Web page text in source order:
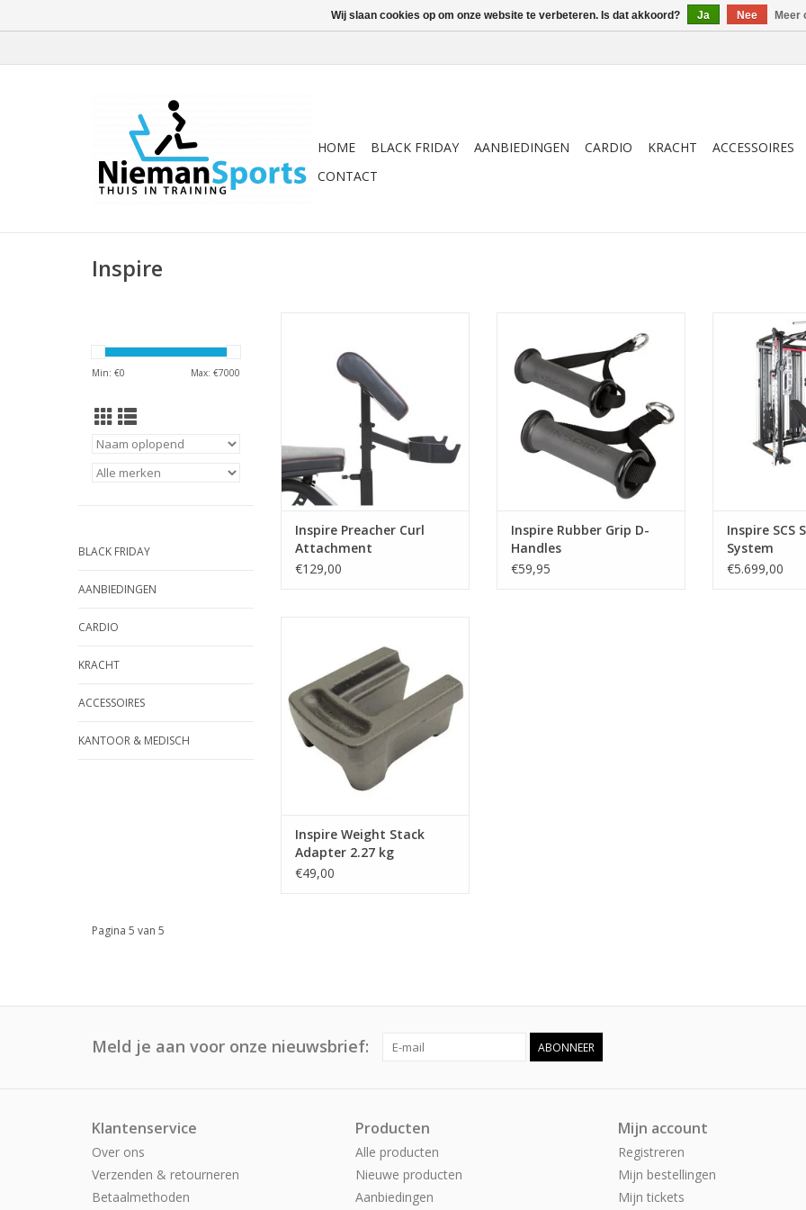
HOME BLACK FRIDAY AANBIEDINGEN CARDIO KRACHT ACCESSOIRES
CONTACT
Inspire
Min: €0 Max: €7000
BLACK FRIDAY
AANBIEDINGEN
CARDIO
KRACHT
ACCESSOIRES
KANTOOR & MEDISCH
TOEVOEGEN AAN WINKELWAGEN
Inspire Preacher Curl
Attachment
€129,00
INSPIRE kunt u effectief trainen.
Met de rubberen grip kunnen de
oefeningen veilig en op een
gecontroleerde manier worden
uitgevoerd, zelfs met
zweethanden.
TOEVOEGEN AAN WINKELWAGEN
Inspire Rubber Grip D-
Handles
€59,95
De Inspire SCS
is de nieuwste
Inspire Fitness
De Smith Cage
breed scala
diegene die op
volledige
workout.De
Inspire SCS
System
€5.699,00
gewichtstoename van de
gewichtenstapel van de Inspire
toestellen. Plaats eenvoudig dit
blokje op het bovenste gewicht
voor een tussenstap van 2.27 kg.
TOEVOEGEN AAN WINKELWAGEN
Inspire Weight Stack
Adapter 2.27 kg
€49,00
Pagina 5 van 5
Meld je aan voor onze nieuwsbrief: ABONNEER
Klantenservice
Over ons
Verzenden & retourneren
Betaalmethoden
Producten
Alle producten
Nieuwe producten
Aanbiedingen
Mijn account
Registreren
Mijn bestellingen
Mijn tickets
Wij slaan cookies op om onze website te verbeteren. Is dat akkoord? Ja Nee Meer